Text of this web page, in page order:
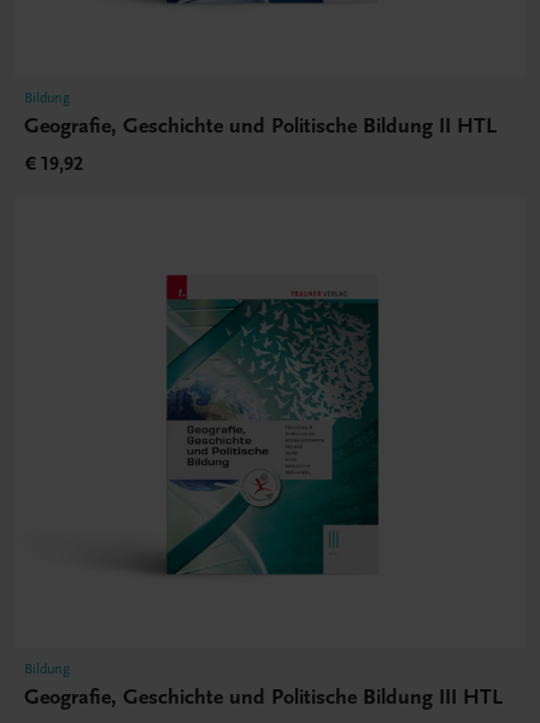
Bildung
Geografie, Geschichte und Politische Bildung II HTL
€ 19,92
Bildung
Geografie, Geschichte und Politische Bildung III HTL